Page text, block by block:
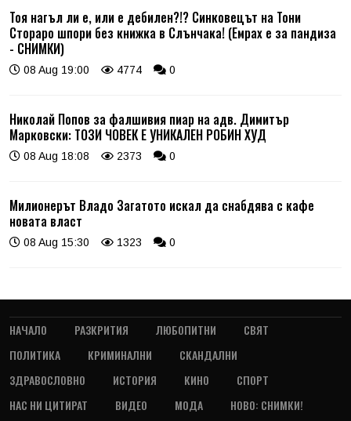
Тоя нагъл ли е, или е дебилен?!? Синковецът на Тони
Стораро шпори без книжка в Слънчака! (Емрах е за пандиза
- СНИМКИ)
08 Aug 19:00 4774 0
Николай Попов за фалшивия пиар на адв. Димитър
Марковски: ТОЗИ ЧОВЕК Е УНИКАЛЕН РОБИН ХУД
08 Aug 18:08 2373 0
Милионерът Владо Загатото искал да снабдява с кафе
новата власт
08 Aug 15:30 1323 0
НАЧАЛО РАЗКРИТИЯ ЛЮБОПИТНИ
СВЯТ
ПОЛИТИКА
КРИМИНАЛНИ
СКАНДАЛНИ
ЗДРАВОСЛОВНО
ИСТОРИЯ КИНО
СПОРТ
НАС НИ ЦИТИРАТ
ВИДЕО МОДА
НОВО: СНИМКИ!